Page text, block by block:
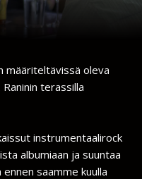
määriteltävissä oleva
terassilla
instrumentaalirock
albumiaan ja suuntaa
saamme kuulla